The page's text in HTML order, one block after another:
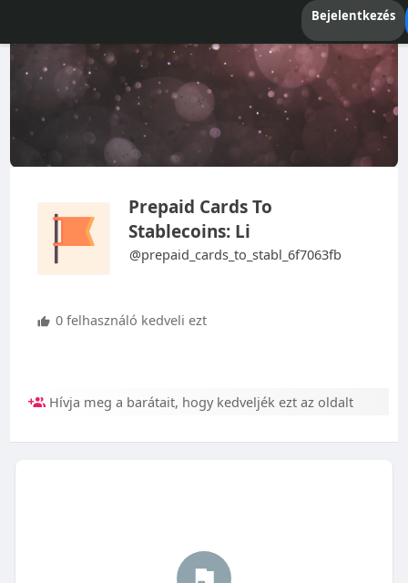
Bejelentkezés
Prepaid Cards To
Stablecoins: Li
@prepaid_cards_to_stabl_6f7063fb
0 felhasználó kedveli ezt
Hívja meg a barátait, hogy kedveljék ezt az oldalt